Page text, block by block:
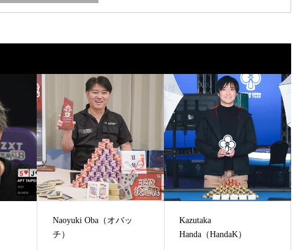
Naoyuki Oba（オバッ
チ）
Kazutaka
Handa（HandaK）